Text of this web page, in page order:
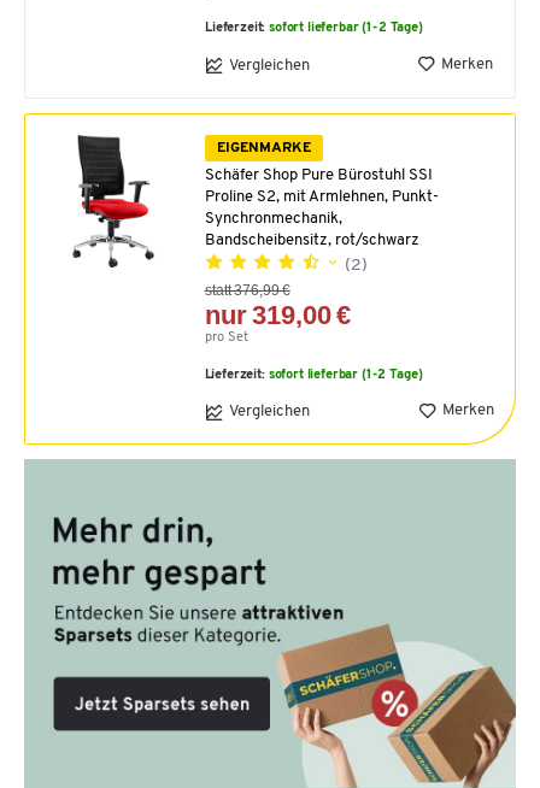
Lieferzeit:sofort lieferbar (1-2 Tage)
Vergleichen Merken
EIGENMARKE
Schäfer Shop Pure Bürostuhl SSI
Proline S2, mit Armlehnen, Punkt-
Synchronmechanik,
Bandscheibensitz, rot/schwarz
(2)
statt 376,99 €
nur 319,00 €
pro Set
Lieferzeit: sofort lieferbar (1-2 Tage)
Vergleichen Merken